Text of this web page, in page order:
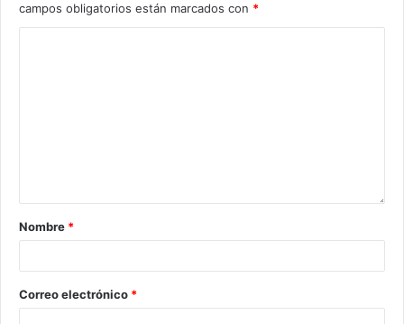
campos obligatorios están marcados con *
Nombre *
Correo electrónico *